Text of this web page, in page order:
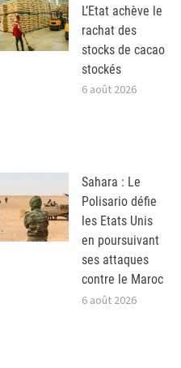
L’Etat achève le
rachat des
stocks de cacao
stockés
6 août 2026
Sahara : Le
Polisario défie
les Etats Unis
en poursuivant
ses attaques
contre le Maroc
6 août 2026